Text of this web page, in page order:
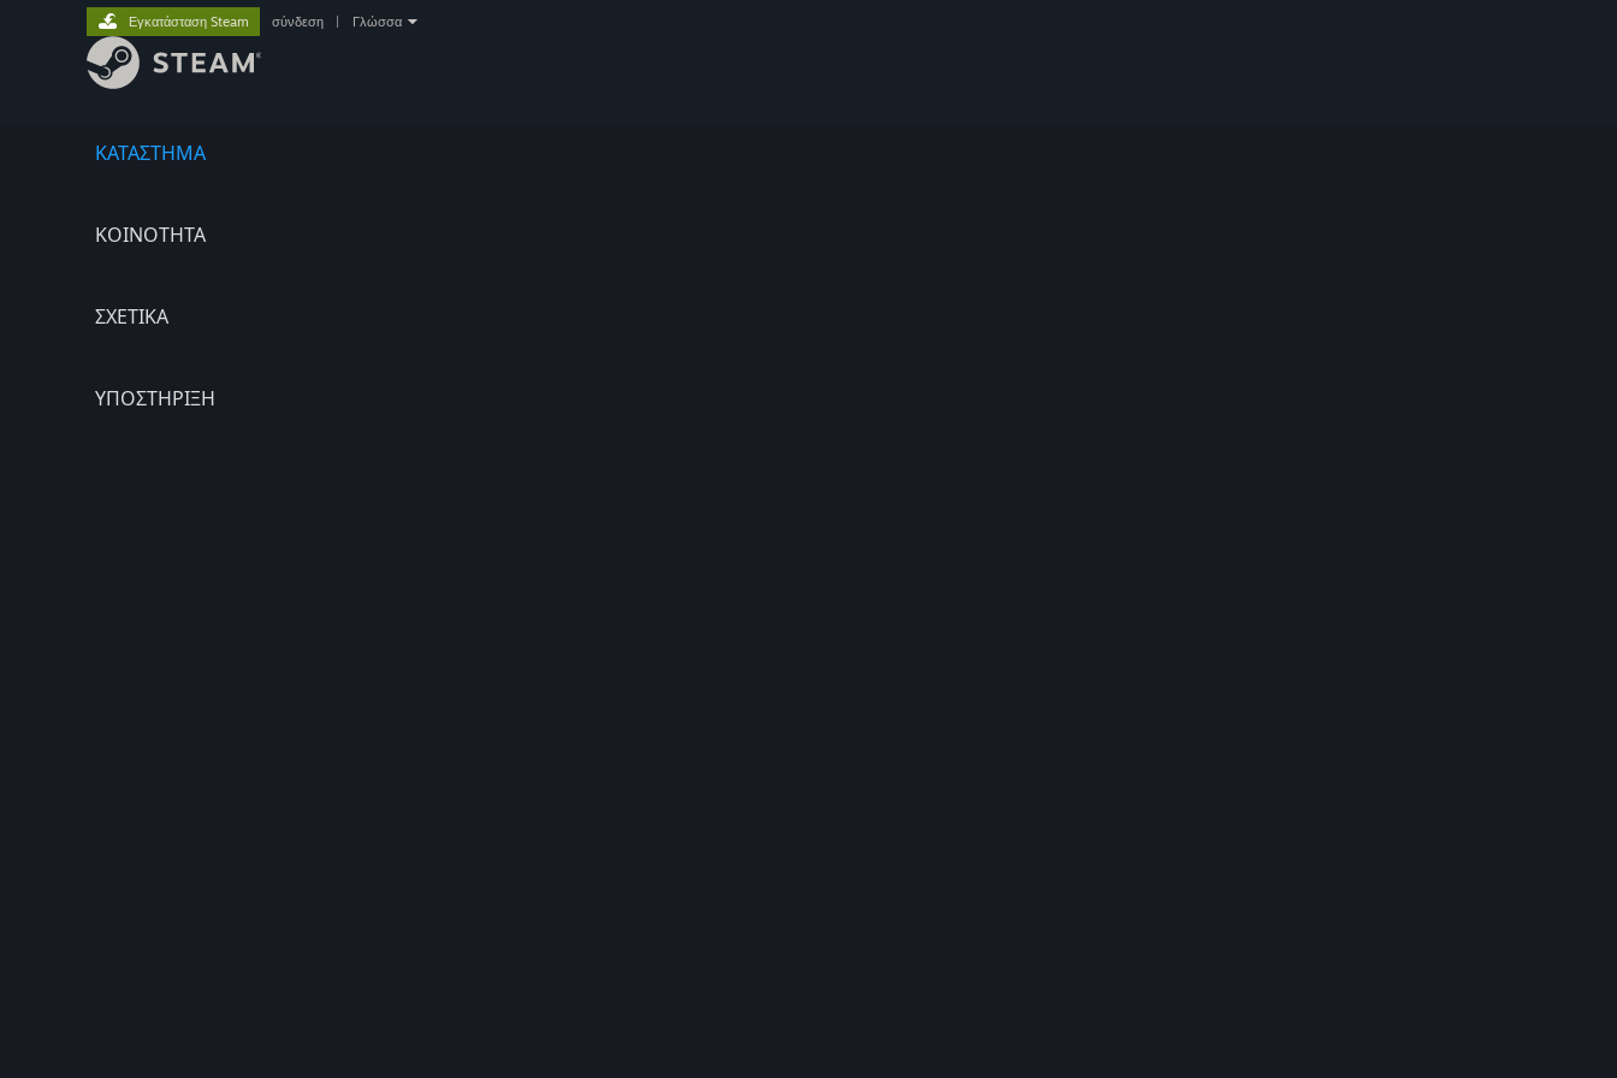
ΚΑΤΑΣΤΗΜΑ
ΚΟΙΝΟΤΗΤΑ
ΣΧΕΤΙΚΆ
ΥΠΟΣΤΗΡΙΞΗ
Εγκατάσταση Steam σύνδεση Γλώσσα